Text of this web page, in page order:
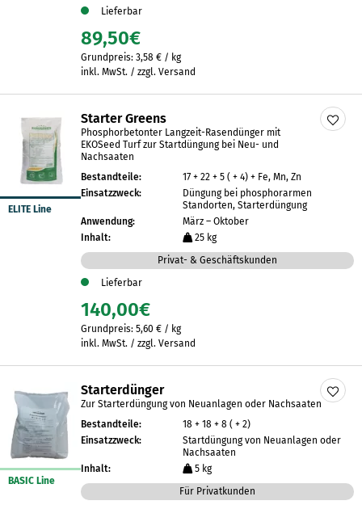
Lieferbar
89,50€
Grundpreis: 3,58 € / kg
inkl. MwSt. / zzgl. Versand
ELITE Line
Starter Greens
Phosphorbetonter Langzeit-Rasendünger mit
EKOSeed Turf zur Startdüngung bei Neu- und
Nachsaaten
Bestandteile:
17 + 22 + 5 ( + 4) + Fe, Mn, Zn
Einsatzzweck:
Düngung bei phosphorarmen
Standorten, Starterdüngung
Anwendung:
März – Oktober
Inhalt:
25 kg
Privat- & Geschäftskunden
Lieferbar
140,00€
Grundpreis: 5,60 € / kg
inkl. MwSt. / zzgl. Versand
BASIC Line
Starterdünger
Zur Starterdüngung von Neuanlagen oder Nachsaaten
Bestandteile:
18 + 18 + 8 ( + 2)
Einsatzzweck:
Startdüngung von Neuanlagen oder
Nachsaaten
Inhalt:
5 kg
Für Privatkunden